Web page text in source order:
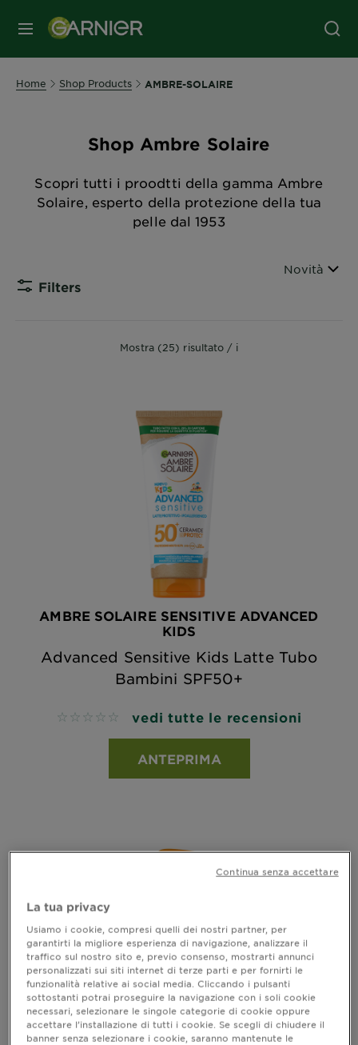
MENU
Home Shop Products AMBRE-SOLAIRE
Shop Ambre Solaire
Scopri tutti i proodtti della gamma Ambre
Solaire, esperto della protezione della tua
pelle dal 1953
Filters
Ordina per
Novità
Mostra (25) risultato / i
AMBRE SOLAIRE SENSITIVE ADVANCED
KIDS
Advanced Sensitive Kids Latte Tubo
Bambini SPF50+
No reviews vedi tutte le recensioni
ANTEPRIMA
La tua privacy
Usiamo i cookie, compresi quelli dei nostri partner, per
garantirti la migliore esperienza di navigazione, analizzare il
traffico sul nostro sito e, previo consenso, mostrarti annunci
personalizzati sui siti internet di terze parti e per fornirti le
funzionalità relative ai social media. Cliccando i pulsanti
sottostanti potrai proseguire la navigazione con i soli cookie
necessari, selezionare le singole categorie di cookie oppure
accettare l’installazione di tutti i cookie. Se scegli di chiudere il
banner senza selezionare i cookie, saranno mantenute le
Continua senza accettare